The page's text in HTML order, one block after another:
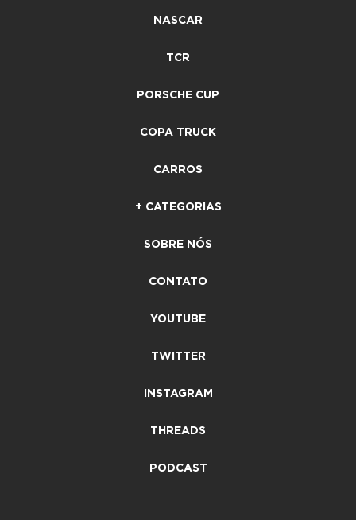
NASCAR
TCR
PORSCHE CUP
COPA TRUCK
CARROS
+ CATEGORIAS
SOBRE NÓS
CONTATO
YOUTUBE
TWITTER
INSTAGRAM
THREADS
PODCAST